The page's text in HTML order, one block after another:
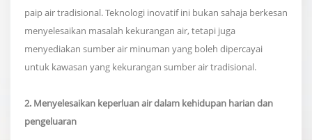
paip air tradisional. Teknologi inovatif ini bukan sahaja berkesan
menyelesaikan masalah kekurangan air, tetapi juga
menyediakan sumber air minuman yang boleh dipercayai
untuk kawasan yang kekurangan sumber air tradisional.
2. Menyelesaikan keperluan air dalam kehidupan harian dan
pengeluaran